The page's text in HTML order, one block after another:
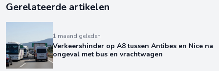
Gerelateerde artikelen
1 maand geleden
Verkeershinder op A8 tussen Antibes en Nice na
ongeval met bus en vrachtwagen